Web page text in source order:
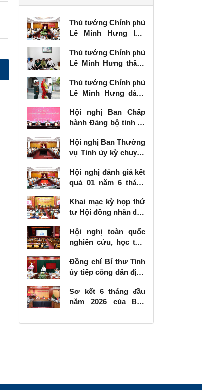
Thủ tướng Chính phủ
Lê Minh Hưng làm
vụ Tỉnh ủy Lạng Sơn
Thủ tướng Chính phủ
Lê Minh Hưng thăm,
binh tại Lạng Sơn
Thủ tướng Chính phủ
Lê Minh Hưng dâng
các Anh hùng liệt sĩ
tại Lạng Sơn
Hội nghị Ban Chấp
hành Đảng bộ tỉnh kỳ
Hội nghị Ban Thường
vụ Tỉnh ủy kỳ chuyên
Hội nghị đánh giá kết
quả 01 năm 6 tháng
số 57-NQ/TW
Khai mạc kỳ họp thứ
tư Hội đồng nhân dân
kỳ 2026 - 2031
Hội nghị toàn quốc
nghiên cứu, học tập,
khai thực hiện Nghị
quyết số 10-NQ/TW
phát triển kinh tế có
vốn đầu tư nước
Đồng chí Bí thư Tỉnh
ủy tiếp công dân định
Sơ kết 6 tháng đầu
năm 2026 của Ban
các công trình, dự án